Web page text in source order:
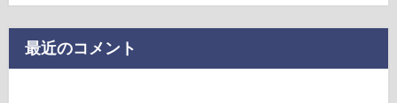
最近のコメント